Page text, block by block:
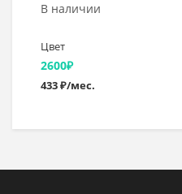
В наличии
Цвет
2600₽
433 ₽/мес.